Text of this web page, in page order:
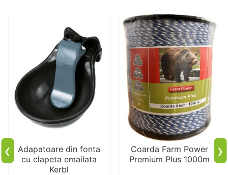
Adapatoare din fonta
cu clapeta emailata
Kerbl
Coarda Farm Power
Premium Plus 1000m
‹ ›